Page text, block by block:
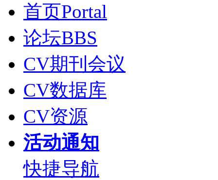
首页Portal
论坛BBS
CV期刊会议
CV数据库
CV资源
活动通知
快捷导航